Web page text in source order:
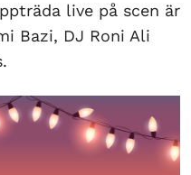
live på scen är
Bazi, DJ Roni Ali